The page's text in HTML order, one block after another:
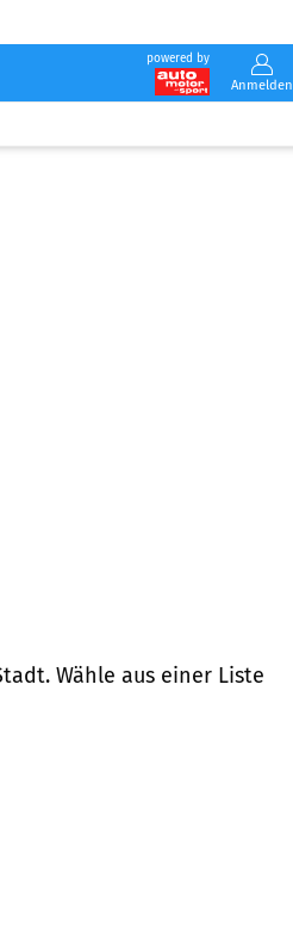
powered by
Anmelden
Wähle aus einer Liste